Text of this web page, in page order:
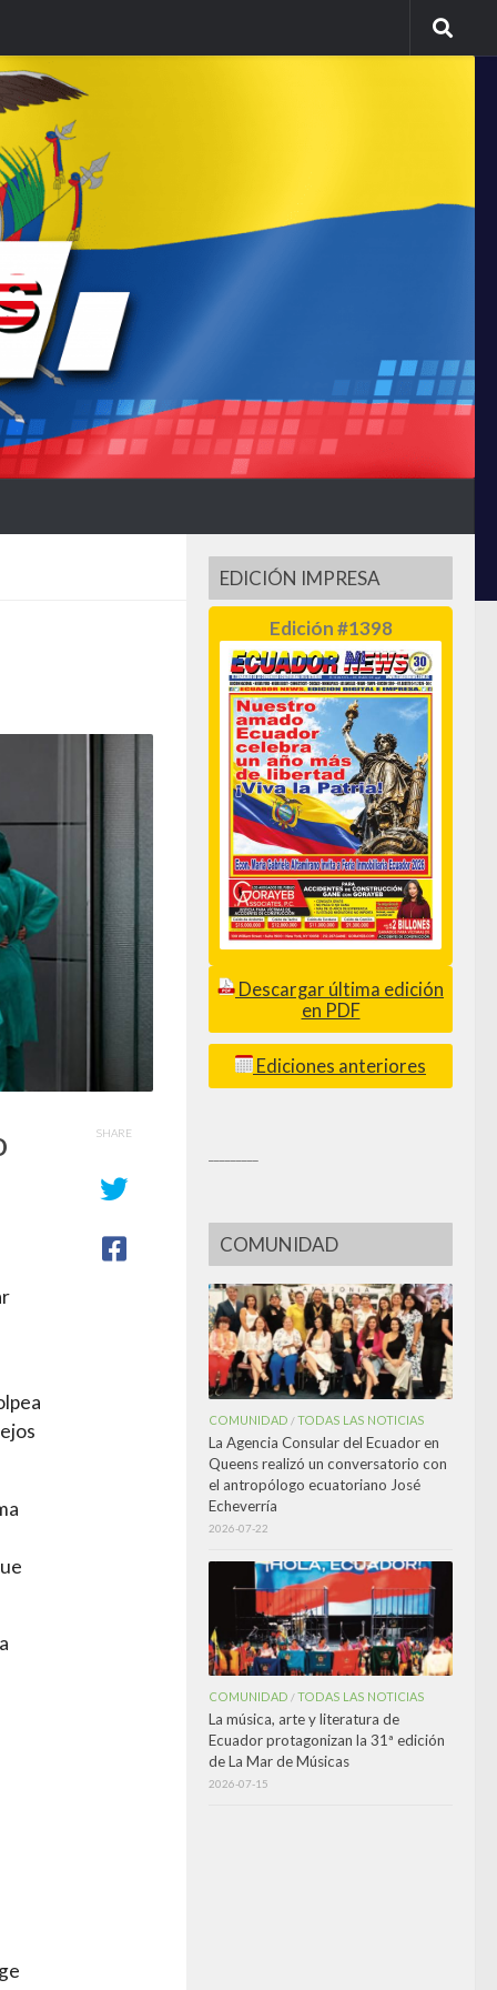
SHARE
EDICIÓN IMPRESA
Edición #1398
Descargar última edición
en PDF
Ediciones anteriores
COMUNIDAD
COMUNIDAD /TODAS LAS NOTICIAS
La Agencia Consular del Ecuador en
Queens realizó un conversatorio con
el antropólogo ecuatoriano José
Echeverría
2026-07-22
COMUNIDAD /TODAS LAS NOTICIAS
La música, arte y literatura de
Ecuador protagonizan la 31ª edición
de La Mar de Músicas
2026-07-15